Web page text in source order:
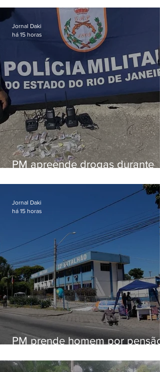
em Vaz Lobo
PM apreende drogas durante
Jornal Daki
há 15 horas
PM prende homem por pensão
Jornal Daki
há 15 horas